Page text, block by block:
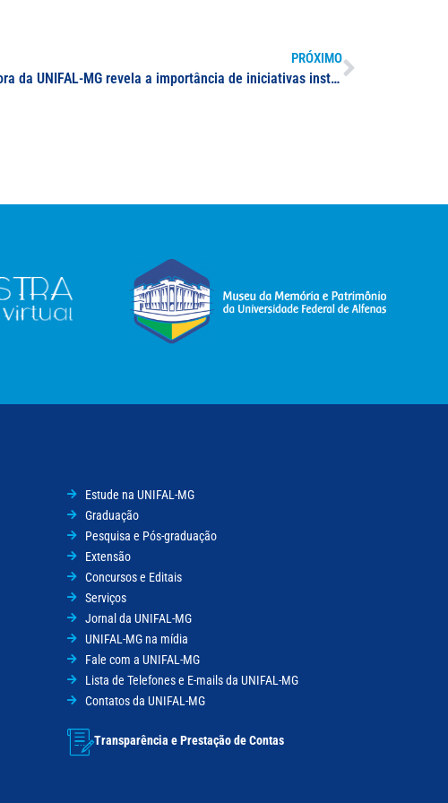
PRÓXIMO
Tese defendida por servidora da UNIFAL-MG revela a importância de iniciativas institucionais de promoção de qualidade de vida para a autoeficácia e saúde dos docentes nas instituições brasileiras de ensino superior
Estude na UNIFAL-MG
Graduação
Pesquisa e Pós-graduação
Extensão
Concursos e Editais
Serviços
Jornal da UNIFAL-MG
UNIFAL-MG na mídia
Fale com a UNIFAL-MG
Lista de Telefones e E-mails da UNIFAL-MG
Contatos da UNIFAL-MG
Transparência e Prestação de Contas